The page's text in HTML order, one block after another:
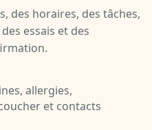
des horaires, des tâches,
essais et des
allergies,
et contacts